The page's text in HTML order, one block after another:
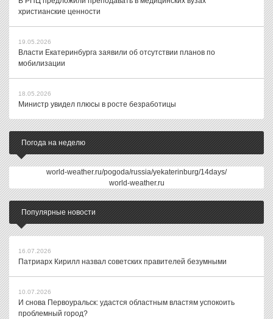
христианские ценности
19.05.2026
Власти Екатеринбурга заявили об отсутствии планов по
мобилизации
18.05.2026
Министр увидел плюсы в росте безработицы
Погода на неделю
world-weather.ru/pogoda/russia/yekaterinburg/14days/
world-weather.ru
Популярные новости
16.07.2026
Патриарх Кирилл назвал советских правителей безумными
10.07.2026
И снова Первоуральск: удастся областным властям успокоить
проблемный город?